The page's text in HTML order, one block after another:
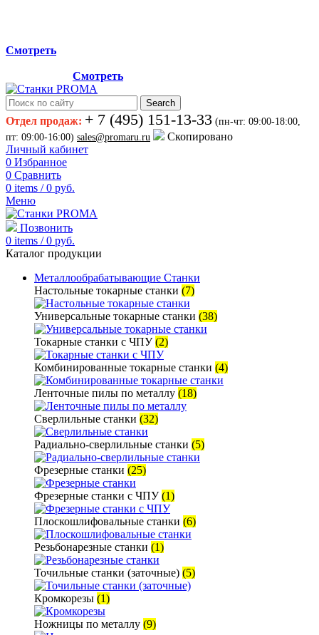
Смотреть
Смотреть
Search
Отдел продаж: + 7 (495) 151-13-33 (пн-чт: 09:00-18:00,
пт: 09:00-16:00) sales@promaru.ru
Скопировано
Личный кабинет
0 Избранное
0 Сравнить
0 items / 0 руб.
Меню
Позвонить
0 items / 0 руб.
Каталог продукции
Металлообрабатывающие Станки
Настольные токарные станки (7)
Универсальные токарные станки (38)
Токарные станки с ЧПУ(2)
Комбинированные токарные станки (4)
Ленточные пилы по металлу (18)
Сверлильные станки (32)
Радиально-сверлильные станки (5)
Фрезерные станки (25)
Фрезерные станки с ЧПУ(1)
Плоскошлифовальные станки (6)
Резьбонарезные станки (1)
Точильные станки (заточные) (5)
Кромкорезы (1)
Ножницы по металлу (9)